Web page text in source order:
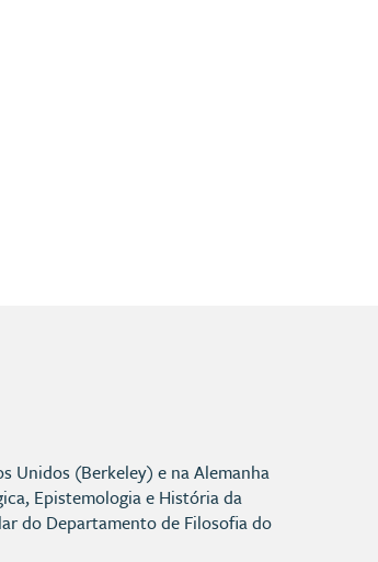
Unidos (Berkeley) e na Alemanha
Epistemologia e História da
do Departamento de Filosofia do